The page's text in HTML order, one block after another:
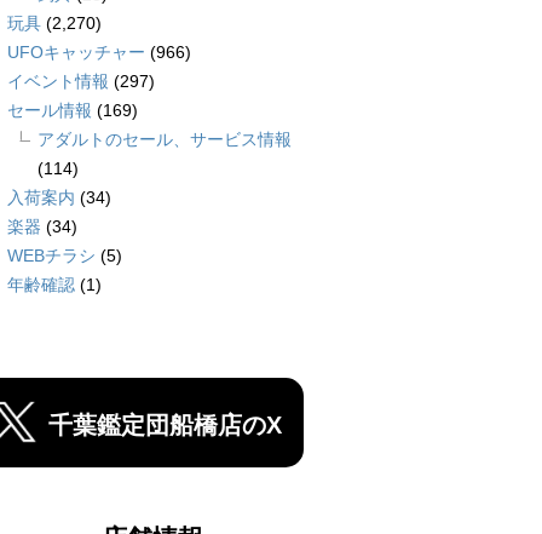
玩具 (2,270)
UFOキャッチャー (966)
イベント情報 (297)
セール情報 (169)
アダルトのセール、サービス情報
(114)
入荷案内 (34)
楽器 (34)
WEBチラシ (5)
年齢確認 (1)
千葉鑑定団船橋店のX